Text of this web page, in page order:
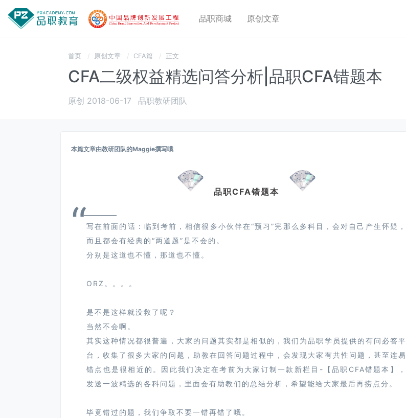
品职商城 原创文章
首页 原创文章 CFA篇 正文
CFA二级权益精选问答分析|品职CFA错题本
原创 2018-06-17 品职教研团队
本篇文章由教研团队的Maggie撰写哦
品职CFA错题本
“写在前⾯的话：临到考前，相信很多⼩伙伴在“预习”完那么多科⽬，会对⾃⼰产⽣怀疑，
⽽且都会有经典的“两道题”是不会的。
分别是这道也不懂，那道也不懂。
ORZ。。。。
是不是这样就没救了呢？
当然不会啊。
其实这种情况都很普遍，⼤家的问题其实都是相似的，我们为品职学员提供的有问必答平
台，收集了很多⼤家的问题，助教在回答问题过程中，会发现⼤家有共性问题，甚⾄连易
错点也是很相近的。因此我们决定在考前为⼤家订制⼀款新栏⽬-【品职CFA错题本】，
发送⼀波精选的各科问题，⾥⾯会有助教们的总结分析，希望能给⼤家最后再捞点分。
毕竟错过的题，我们争取不要⼀错再错了哦。